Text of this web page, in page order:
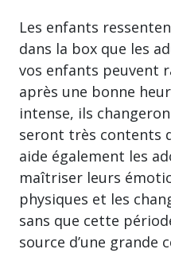
Les enfants
dans la box que les
vos enfants peuvent
après une bonne
intense, ils
seront très contents
aide également les
maîtriser leurs
physiques et les
sans que cette
source d’une grande